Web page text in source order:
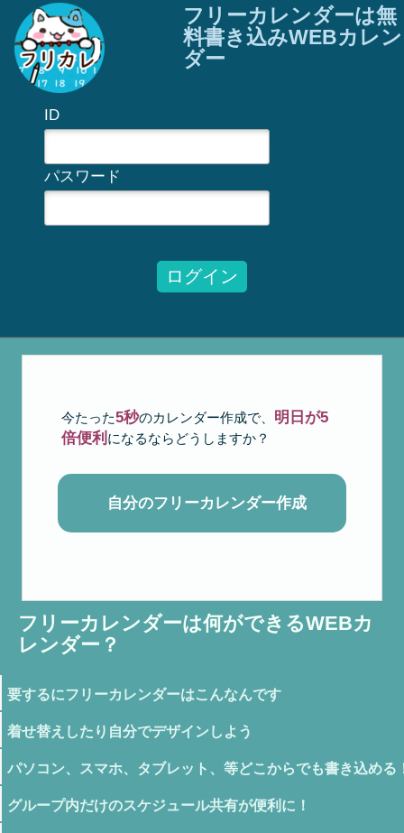
フリーカレンダーは無
料書き込みWEBカレン
ダー
ID
パスワード
ログイン
今たった5秒のカレンダー作成で、 明日が5
倍便利 になるならどうしますか？
自分のフリーカレンダー作成
フリーカレンダーは何ができるWEBカ
レンダー？
要するにフリーカレンダーはこんなんです
着せ替えしたり自分でデザインしよう
パソコン、スマホ、タブレット、等どこからでも書き込める
グループ内だけのスケジュール共有が便利に！